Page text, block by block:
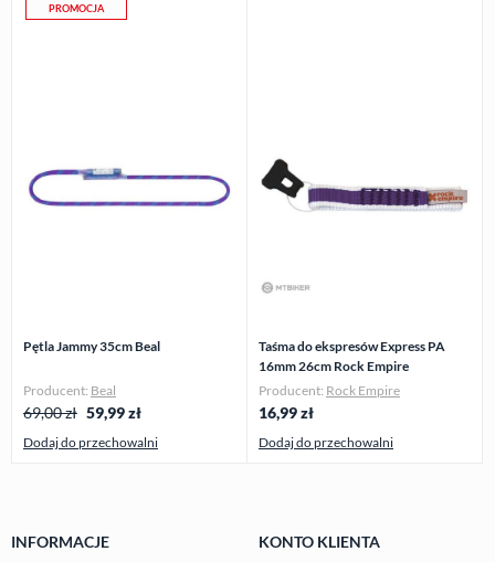
PROMOCJA
Pętla Jammy 35cm Beal
Producent: Beal
69,00 zł 59,99zł
Dodaj do przechowalni
Taśma do ekspresów Express PA
16mm 26cm Rock Empire
Producent: Rock Empire
16,99zł
Dodaj do przechowalni
INFORMACJE KONTO KLIENTA